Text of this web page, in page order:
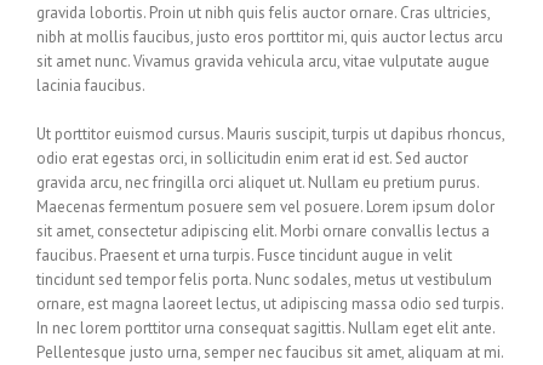
gravida lobortis. Proin ut nibh quis felis auctor ornare. Cras ultricies,
nibh at mollis faucibus, justo eros porttitor mi, quis auctor lectus arcu
sit amet nunc. Vivamus gravida vehicula arcu, vitae vulputate augue
lacinia faucibus.
Ut porttitor euismod cursus. Mauris suscipit, turpis ut dapibus rhoncus,
odio erat egestas orci, in sollicitudin enim erat id est. Sed auctor
gravida arcu, nec fringilla orci aliquet ut. Nullam eu pretium purus.
Maecenas fermentum posuere sem vel posuere. Lorem ipsum dolor
sit amet, consectetur adipiscing elit. Morbi ornare convallis lectus a
faucibus. Praesent et urna turpis. Fusce tincidunt augue in velit
tincidunt sed tempor felis porta. Nunc sodales, metus ut vestibulum
ornare, est magna laoreet lectus, ut adipiscing massa odio sed turpis.
In nec lorem porttitor urna consequat sagittis. Nullam eget elit ante.
Pellentesque justo urna, semper nec faucibus sit amet, aliquam at mi.